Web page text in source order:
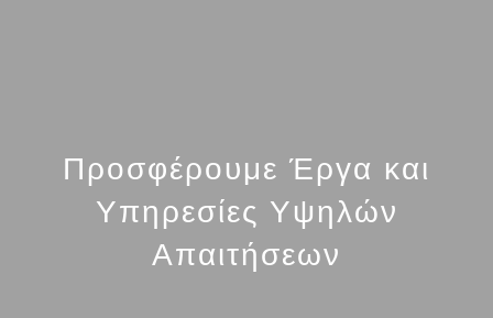
Προσφέρουμε Έργα και
Υπηρεσίες Υψηλών
Απαιτήσεων